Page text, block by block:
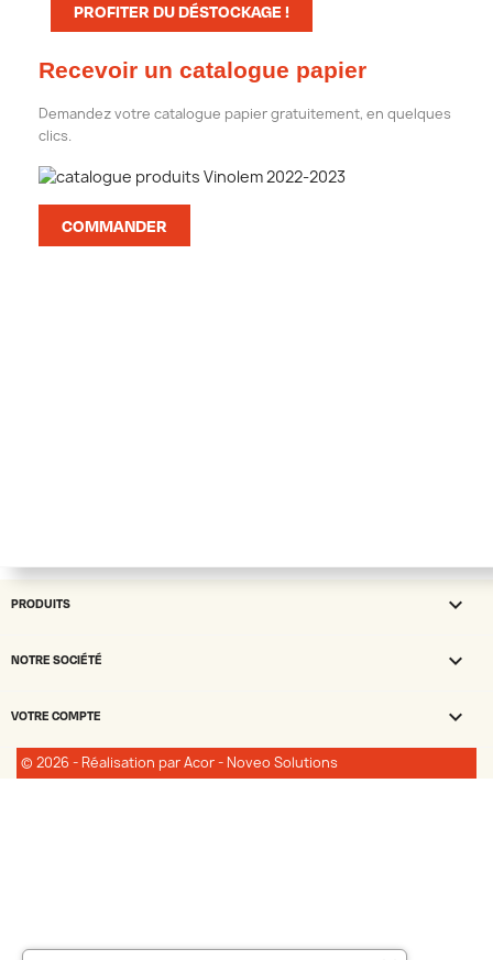
PROFITER DU DÉSTOCKAGE !
Recevoir un catalogue papier
Demandez votre catalogue papier gratuitement, en quelques
clics.
COMMANDER
PRODUITS 
NOTRE SOCIÉTÉ 
VOTRE COMPTE 
© 2026 - Réalisation par Acor - Noveo Solutions